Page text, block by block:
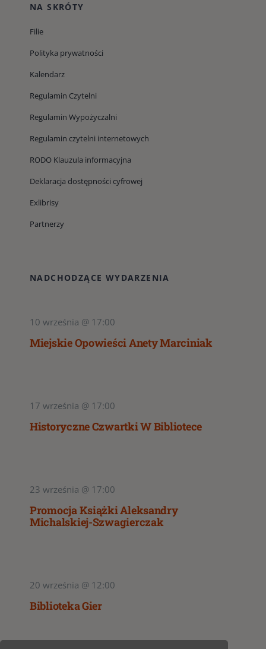
NA SKRÓTY
Filie
Polityka prywatności
Kalendarz
Regulamin Czytelni
Regulamin Wypożyczalni
Regulamin czytelni internetowych
RODO Klauzula informacyjna
Deklaracja dostępności cyfrowej
Exlibrisy
Partnerzy
NADCHODZĄCE WYDARZENIA
10 września @ 17:00
Miejskie Opowieści Anety Marciniak
17 września @ 17:00
Historyczne Czwartki W Bibliotece
23 września @ 17:00
Promocja Książki Aleksandry
Michalskiej-Szwagierczak
20 września @ 12:00
Biblioteka Gier